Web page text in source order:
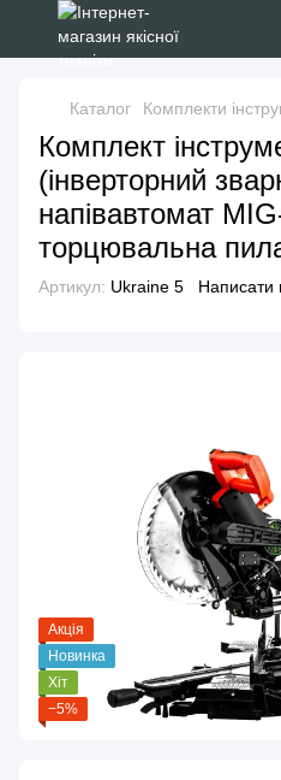
Каталог Комплекти
Комплект
(інверторний
напівавтомат
торцювальна
Артикул: Ukraine 5 Написати
Акція
Новинка
Хіт
−5%